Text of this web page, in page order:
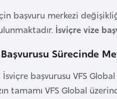
başvuru merkezi
İsviçre vize
Sürecinde
başvurusu VFS
tamamı VFS Global